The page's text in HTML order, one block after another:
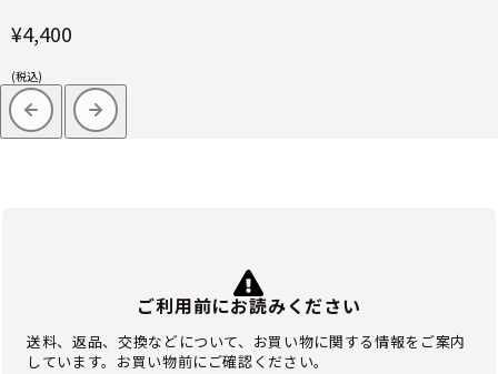
¥4,400
(税込)
ご利用前にお読みください
送料、返品、交換などについて、お買い物に関する情報をご案内
しています。お買い物前にご確認ください。